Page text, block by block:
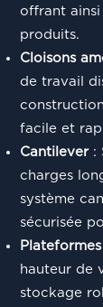
offrant
produits.
Cloisons
de travail
facile et
Cantilever:
charges
système
sécurisée
hauteur de
stockage